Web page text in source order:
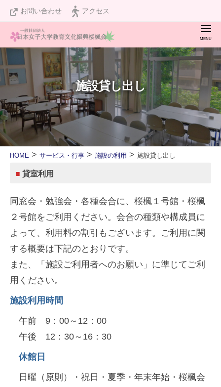
ン
ン
ツ
へ
ス
キ
ッ
お問い合わせ アクセス
桜
楓
会
私
た
ち
は
設
１
２
０
年
を
迎
え
ま
メ
ニ
ュ
ー
施設貸し出し
HOME > サービス・行事 > 施設の利用 > 施設貸し出し
施
貸
し
出
2026
年
4
月
日
by
Adviser
■ 貸室利用
同窓会・勉強会・各種会合に、桜楓１号館・桜楓
２号館をご利用ください。会合の種類や構成員に
よって、利用料の割引もございます。ご利用に関
する概要は下記のとおりです。
また、「施設ご利用者へのお願い」に準じてご利
用ください。
施設利用時間
午前 9：00～12：00
午後 12：30～16：30
休館日
日曜（原則）・祝日・夏季・年末年始・桜楓会
楓